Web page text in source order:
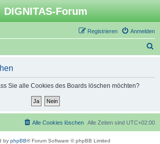
DIGNITAS-Forum
Anmelden
Registrieren
Sie alle Cookies des Boards löschen möchten?
Alle Zeiten sind UTC+02:00
Alle Cookies löschen
by phpBB® Forum Software © phpBB Limited